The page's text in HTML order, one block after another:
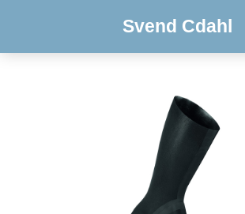
Svend Cdahl